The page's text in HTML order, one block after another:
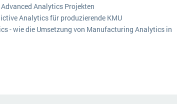
Analytics Projekten
Analytics für produzierende KMU
- wie die Umsetzung von Manufacturing Analytics in